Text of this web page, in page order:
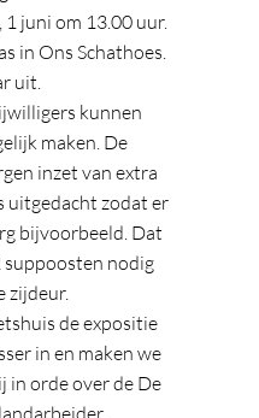
juni om 13.00 uur.
in Ons Schathoes.
uit.
kunnen
maken. De
inzet van extra
uitgedacht zodat er
bijvoorbeeld. Dat
suppoosten nodig
zijdeur.
de expositie
in en maken we
in orde over de De